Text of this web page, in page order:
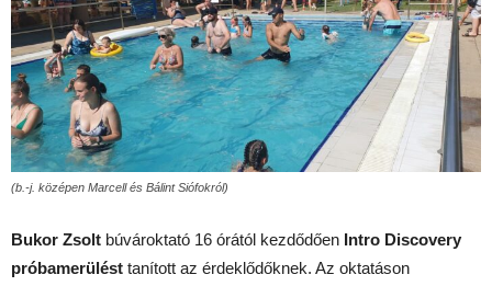
(b.-j. középen Marcell és Bálint Siófokról)
Bukor Zsolt búvároktató 16 órától kezdődően Intro Discovery
próbamerülést tanított az érdeklődőknek. Az oktatáson